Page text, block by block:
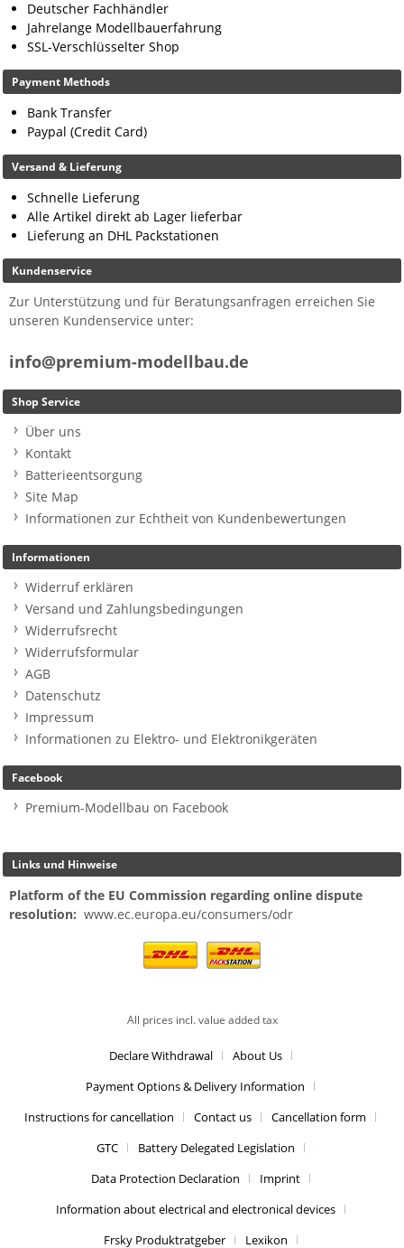
Deutscher Fachhändler
Jahrelange Modellbauerfahrung
SSL-Verschlüsselter Shop
Payment Methods
Bank Transfer
Paypal (Credit Card)
Versand & Lieferung
Schnelle Lieferung
Alle Artikel direkt ab Lager lieferbar
Lieferung an DHL Packstationen
Kundenservice
Zur Unterstützung und für Beratungsanfragen erreichen Sie
unseren Kundenservice unter:
info@premium-modellbau.de
Shop Service
Über uns
Kontakt
Batterieentsorgung
Site Map
Informationen zur Echtheit von Kundenbewertungen
Informationen
Widerruf erklären
Versand und Zahlungsbedingungen
Widerrufsrecht
Widerrufsformular
AGB
Datenschutz
Impressum
Informationen zu Elektro- und Elektronikgeräten
Facebook
Premium-Modellbau on Facebook
Links und Hinweise
Platform of the EU Commission regarding online dispute
resolution: www.ec.europa.eu/consumers/odr
All prices incl. value added tax
Declare Withdrawal
About Us
Payment Options & Delivery Information
Instructions for cancellation
Contact us
Cancellation form
GTC
Battery Delegated Legislation
Data Protection Declaration
Imprint
Information about electrical and electronical devices
Frsky Produktratgeber
Lexikon